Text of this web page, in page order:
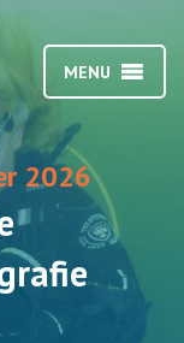
MENU
2026